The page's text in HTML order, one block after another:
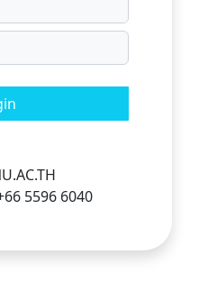
5596 6040